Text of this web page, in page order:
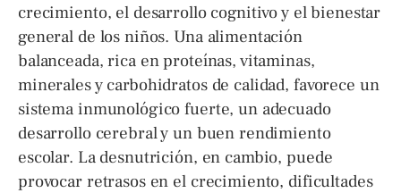
crecimiento, el desarrollo cognitivo y el bienestar
general de los niños. Una alimentación
balanceada, rica en proteínas, vitaminas,
minerales y carbohidratos de calidad, favorece un
sistema inmunológico fuerte, un adecuado
desarrollo cerebral y un buen rendimiento
escolar. La desnutrición, en cambio, puede
provocar retrasos en el crecimiento, dificultades